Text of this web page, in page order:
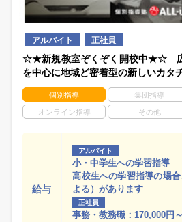
アルバイト 正社員
☆★新規教室ぞくぞく開校中★☆ 広
を中心に地域ど密着型の新しいカタ
個別指導 集団指導
オンライン指導 その他
給与
アルバイト
小・中学生への学習指導
高校生への学習指導の場
よる）があります
正社員
事務・教務職：170,000円